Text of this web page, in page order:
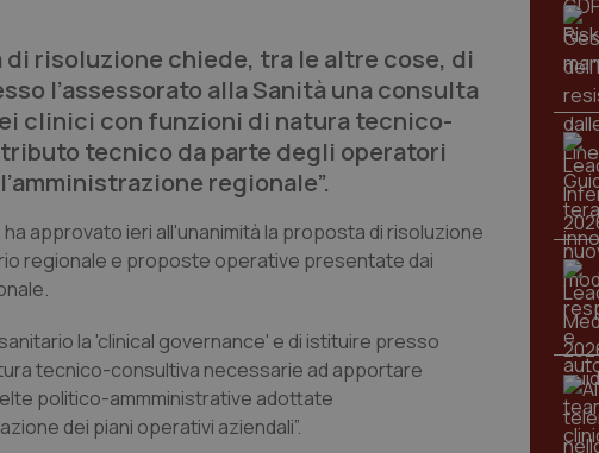
di risoluzione chiede, tra le altre cose, di
l’assessorato alla Sanità una consulta
clinici con funzioni di natura tecnico-
tecnico da parte degli operatori
regionale”.
ha approvato ieri all'unanimità la proposta di risoluzione
regionale e proposte operative presentate dai
la 'clinical governance' e di istituire presso
tecnico-consultiva necessarie ad apportare
politico-ammministrative adottate
dei piani operativi aziendali”.